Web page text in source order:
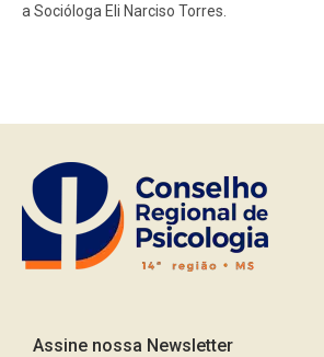
a Socióloga Eli Narciso Torres.
Assine nossa Newsletter